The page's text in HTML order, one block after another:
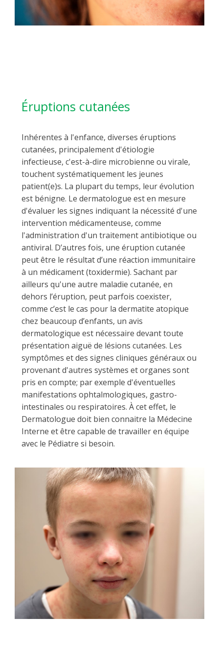
Éruptions cutanées
Inhérentes à l'enfance, diverses éruptions
cutanées, principalement d'étiologie
infectieuse, c'est-à-dire microbienne ou virale,
touchent systématiquement les jeunes
patient(e)s. La plupart du temps, leur évolution
est bénigne. Le dermatologue est en mesure
d'évaluer les signes indiquant la nécessité d'une
intervention médicamenteuse, comme
l'administration d'un traitement antibiotique ou
antiviral. D’autres fois, une éruption cutanée
peut être le résultat d’une réaction immunitaire
à un médicament (toxidermie). Sachant par
ailleurs qu'une autre maladie cutanée, en
dehors l’éruption, peut parfois coexister,
comme c’est le cas pour la dermatite atopique
chez beaucoup d’enfants, un avis
dermatologique est nécessaire devant toute
présentation aiguë de lésions cutanées. Les
symptômes et des signes cliniques généraux ou
provenant d'autres systèmes et organes sont
pris en compte; par exemple d'éventuelles
manifestations ophtalmologiques, gastro-
intestinales ou respiratoires. À cet effet, le
Dermatologue doit bien connaitre la Médecine
Interne et être capable de travailler en équipe
avec le Pédiatre si besoin.